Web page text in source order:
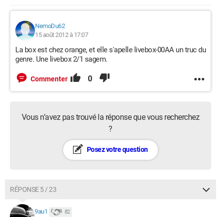
NemoDu62
15 août 2012 à 17:07
La box est chez orange, et elle s'apelle livebox-00AA un truc du
genre. Une livebox 2/1 sagem.
Commenter 0
Vous n’avez pas trouvé la réponse que vous recherchez
?
Posez votre question
RÉPONSE 5 / 23
9au1 82